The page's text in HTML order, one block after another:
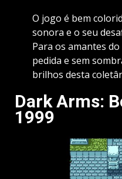
O jogo é bem
sonora e o seu
Para os amantes
pedida e sem
brilhos desta
Dark Arms:
1999